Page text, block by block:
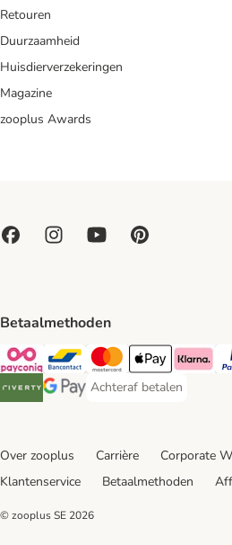
Retouren
Duurzaamheid
Huisdierverzekeringen
Magazine
zooplus Awards
Betaalmethoden
Payconiq Payment Method
Bancontact Payment Method
Mastercard Payment
Apple PayKlarna
Riverty Payment Method
Google Pay Payment Method
Achteraf betalen
Achteraf betalen
Over zooplus Carrière Corporate
Klantenservice
Betaalmethoden
© zooplus SE 2026